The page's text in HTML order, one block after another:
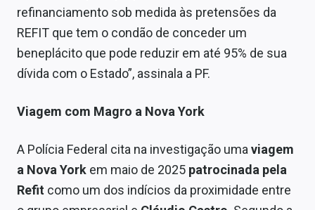
refinanciamento sob medida às pretensões da
REFIT que tem o condão de conceder um
beneplácito que pode reduzir em até 95% de sua
dívida com o Estado”, assinala a PF.
Viagem com Magro a Nova York
A Polícia Federal cita na investigação uma viagem
a Nova York em maio de 2025 patrocinada pela
Refit como um dos indícios da proximidade entre